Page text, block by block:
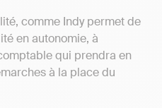
comme Indy permet de
en autonomie, à
qui prendra en
à la place du